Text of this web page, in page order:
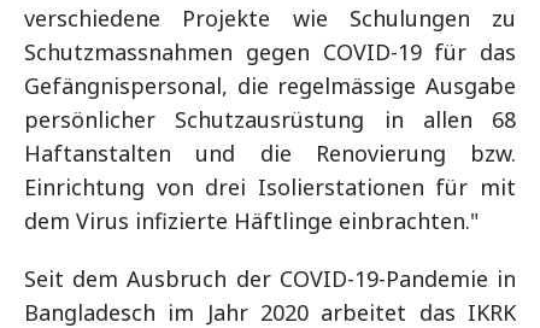
verschiedene Projekte wie Schulungen zu
Schutzmassnahmen gegen COVID-19 für das
Gefängnispersonal, die regelmässige Ausgabe
persönlicher Schutzausrüstung in allen 68
Haftanstalten und die Renovierung bzw.
Einrichtung von drei Isolierstationen für mit
dem Virus infizierte Häftlinge einbrachten."
Seit dem Ausbruch der COVID-19-Pandemie in
Bangladesch im Jahr 2020 arbeitet das IKRK